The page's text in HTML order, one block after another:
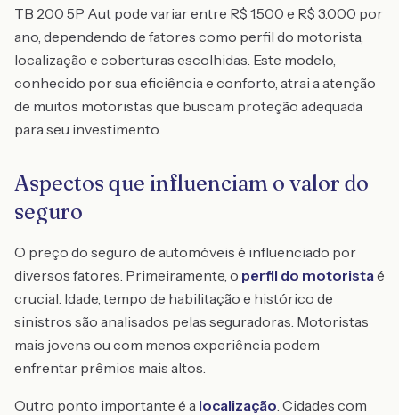
TB 200 5P Aut pode variar entre R$ 1.500 e R$ 3.000 por
ano, dependendo de fatores como perfil do motorista,
localização e coberturas escolhidas. Este modelo,
conhecido por sua eficiência e conforto, atrai a atenção
de muitos motoristas que buscam proteção adequada
para seu investimento.
Aspectos que influenciam o valor do
seguro
O preço do seguro de automóveis é influenciado por
diversos fatores. Primeiramente, o perfil do motoristaé
crucial. Idade, tempo de habilitação e histórico de
sinistros são analisados pelas seguradoras. Motoristas
mais jovens ou com menos experiência podem
enfrentar prêmios mais altos.
Outro ponto importante é a localização. Cidades com